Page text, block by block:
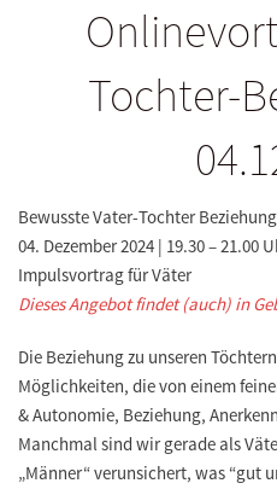
Tochter-
Bewusste Vater-Tochter Beziehung
04. Dezember 2024 | 19.30 – 21.00
Impulsvortrag für Väter
Dieses Angebot findet (auch) in
Die Beziehung zu unseren
Möglichkeiten, die von einem
& Autonomie, Beziehung,
Manchmal sind wir gerade als
„Männer“ verunsichert, was “gut